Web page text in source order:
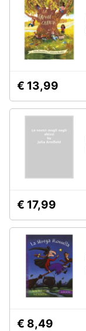
€ 13,99
€ 17,99
€ 8,49